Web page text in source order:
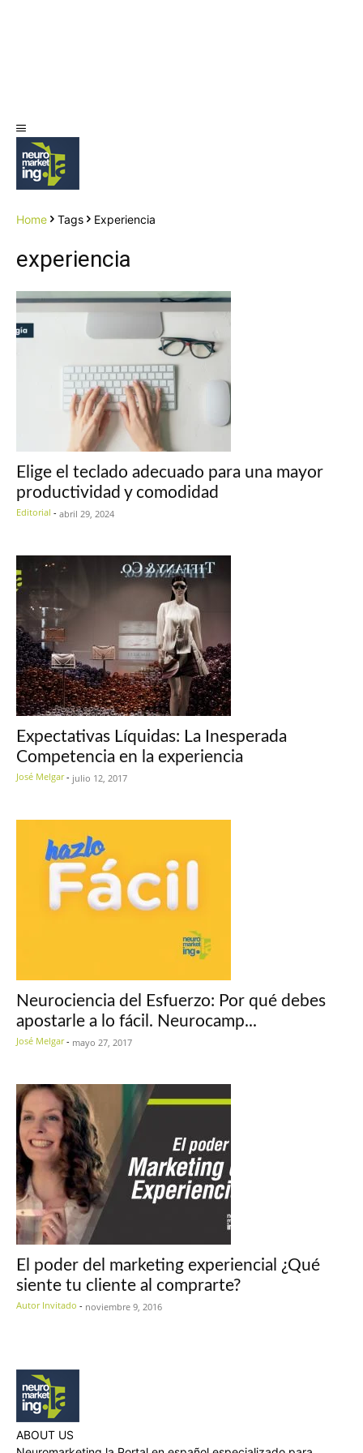
Home Tags Experiencia
experiencia
Elige el teclado adecuado para una mayor
productividad y comodidad
Editorial - abril 29, 2024
Expectativas Líquidas: La Inesperada
Competencia en la experiencia
José Melgar - julio 12, 2017
Neurociencia del Esfuerzo: Por qué debes
apostarle a lo fácil. Neurocamp...
José Melgar - mayo 27, 2017
El poder del marketing experiencial ¿Qué
siente tu cliente al comprarte?
Autor Invitado - noviembre 9, 2016
ABOUT US